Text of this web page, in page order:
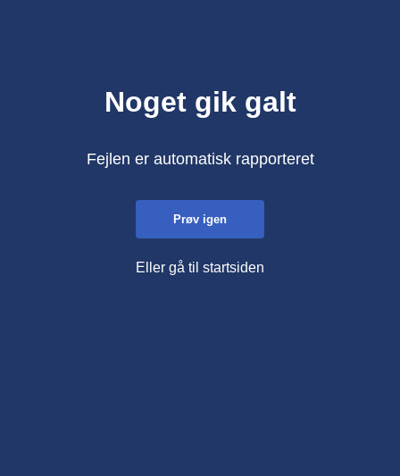
Noget gik galt
Fejlen er automatisk rapporteret
Prøv igen
Eller gå til startsiden